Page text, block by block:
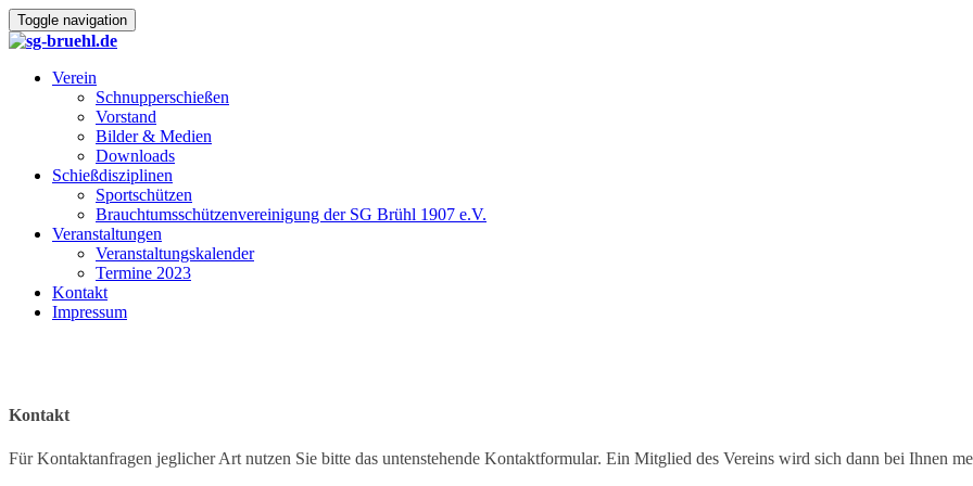
Toggle navigation
Verein
Schnupperschießen
Vorstand
Bilder & Medien
Downloads
Schießdisziplinen
Sportschützen
Brauchtumsschützenvereinigung der SG Brühl 1907 e.V.
Veranstaltungen
Veranstaltungskalender
Termine 2023
Kontakt
Impressum
Kontakt
Für Kontaktanfragen jeglicher Art nutzen Sie bitte das untenstehende Kontaktformular. Ein Mitglied des Vereins wird sich dann bei Ihnen